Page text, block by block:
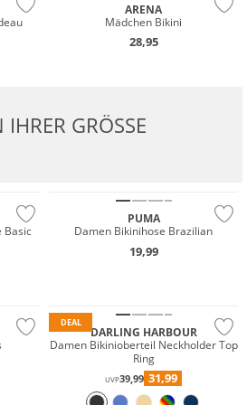
ARENA
Mädchen Bikini
28,95
GRÖSSE
Basic
PUMA
Damen Bikinihose Brazilian
19,99
DEAL
DARLING HARBOUR
Damen Bikinioberteil Neckholder Top
Ring
UVP39,99 31,99
Preis & Wert